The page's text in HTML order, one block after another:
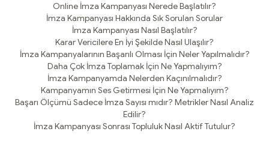
Online İmza Kampanyası Nerede Başlatılır?
İmza Kampanyası Hakkında Sık Sorulan Sorular
İmza Kampanyası Nasıl Başlatılır?
Karar Vericilere En İyi Şekilde Nasıl Ulaşılır?
İmza Kampanyalarının Başarılı Olması İçin Neler Yapılmalıdır?
Daha Çok İmza Toplamak İçin Ne Yapmalıyım?
İmza Kampanyamda Nelerden Kaçınılmalıdır?
Kampanyamın Ses Getirmesi İçin Ne Yapmalıyım?
Başarı Ölçümü Sadece İmza Sayısı mıdır? Metrikler Nasıl Analiz
Edilir?
İmza Kampanyası Sonrası Topluluk Nasıl Aktif Tutulur?